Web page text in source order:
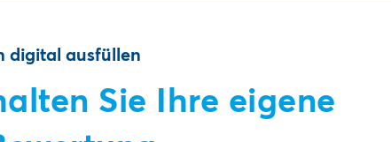
digital ausfüllen
Sie Ihre eigene